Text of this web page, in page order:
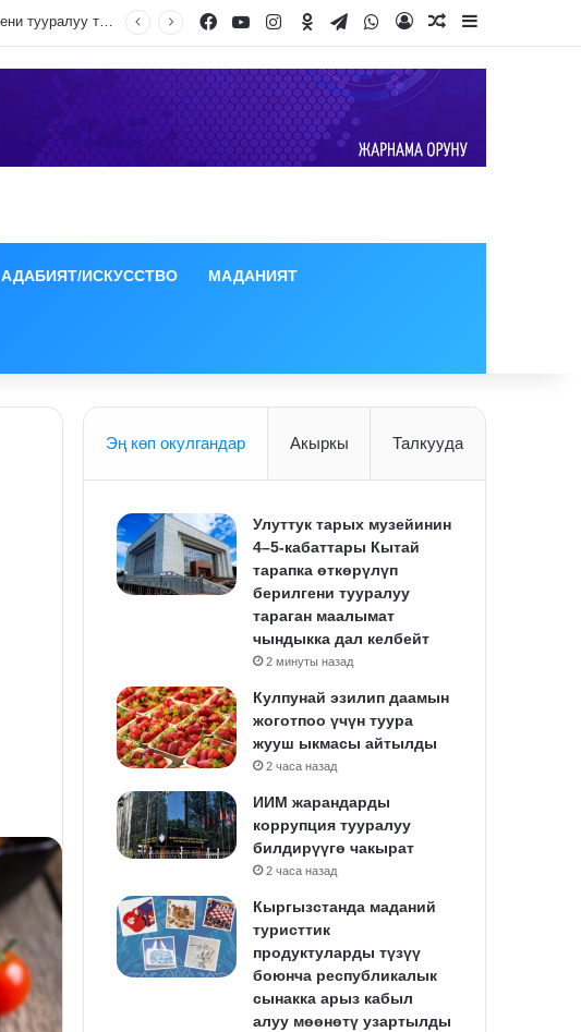
Facebook
YouTubeInstagram
Odnoklassniki
TelegramWhatsApp
Log InRandom Article
Sidebar
АДАБИЯТ/ИСКУССТВО МАДАНИЯТ
Эң көп окулгандар Акыркы Талкууда
Улуттук тарых музейинин
4–5-кабаттары Кытай
тарапка өткөрүлүп
берилгени тууралуу
тараган маалымат
чындыкка дал келбейт
2 минуты назад
Кулпунай эзилип даамын
жоготпоо үчүн туура
жууш ыкмасы айтылды
2 часа назад
ИИМ жарандарды
коррупция тууралуу
билдирүүгө чакырат
2 часа назад
Кыргызстанда маданий
туристтик
продуктуларды түзүү
боюнча республикалык
сынакка арыз кабыл
алуу мөөнөтү узартылды